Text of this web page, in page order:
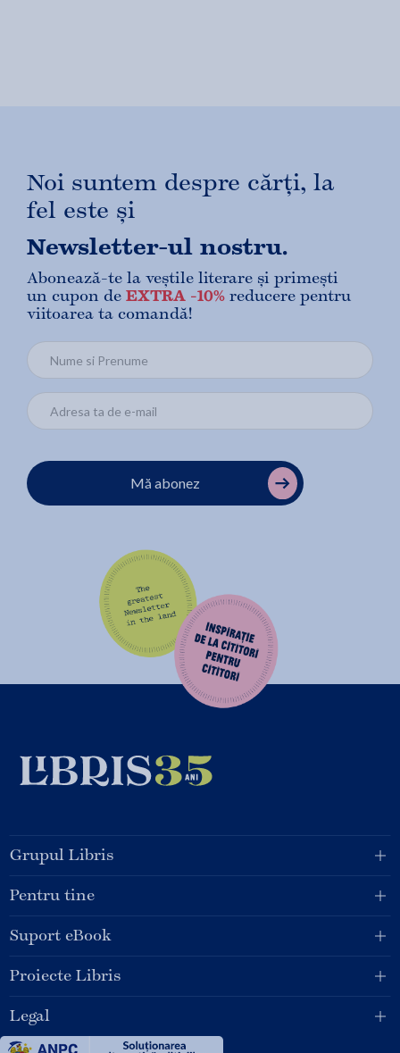
Noi suntem despre cărți, la
fel este și
Newsletter-ul nostru.
Abonează-te la veștile literare și primești
un cupon de EXTRA -10% reducere pentru
viitoarea ta comandă!
Mă abonez
Grupul Libris
Pentru tine
Suport eBook
Proiecte Libris
Legal